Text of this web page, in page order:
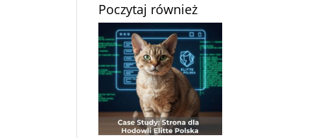
Poczytaj również